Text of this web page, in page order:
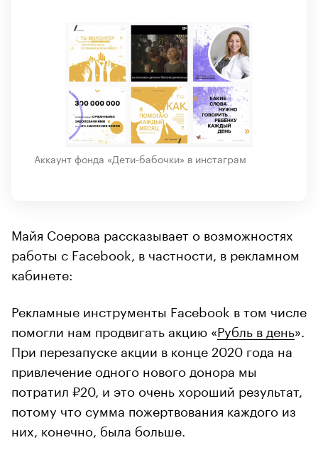
Аккаунт фонда «Дети-бабочки» в инстаграм
Майя Соерова рассказывает о возможностях
работы с Facebook, в частности, в рекламном
кабинете:
Рекламные инструменты Facebook в том числе
помогли нам продвигать акцию «Рубль в день».
При перезапуске акции в конце 2020 года на
привлечение одного нового донора мы
потратил ₽20, и это очень хороший результат,
потому что сумма пожертвования каждого из
них, конечно, была больше.